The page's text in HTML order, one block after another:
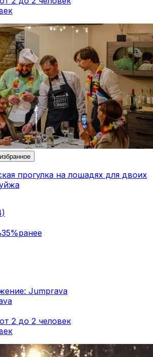
прогулка на лошадях для двоих
)
35%ранее
Jumprava
2 до 2 человек